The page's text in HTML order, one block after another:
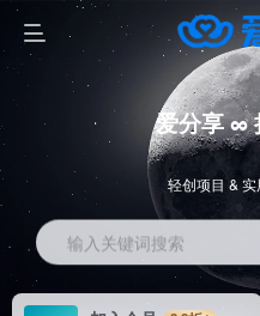
爱分享 ∞
轻创项目 &
输入关键词搜索